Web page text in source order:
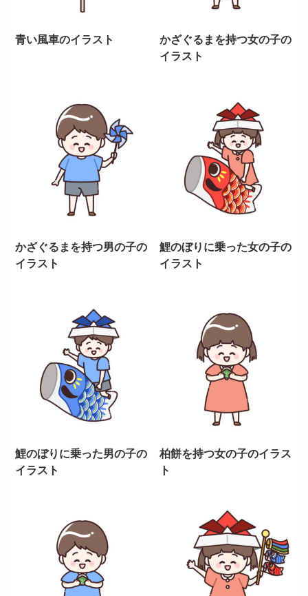
青い風車のイラスト
かざぐるまを持つ女の子の
イラスト
かざぐるまを持つ男の子の
イラスト
鯉のぼりに乗った女の子の
イラスト
鯉のぼりに乗った男の子の
イラスト
柏餅を持つ女の子のイラス
ト